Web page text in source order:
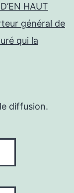
HAUT
général de
qui la
diffusion.